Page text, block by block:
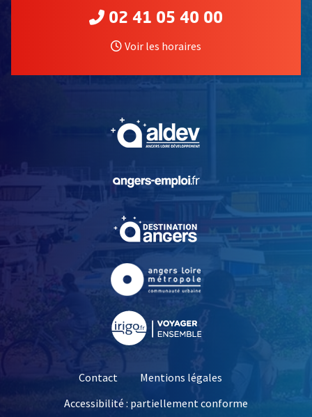
02 41 05 40 00
Voir les horaires
, Ouvre une nouvelle
, Ouvre une nouvelle
Contact
Mentions légales
Accessibilité : partiellement conforme